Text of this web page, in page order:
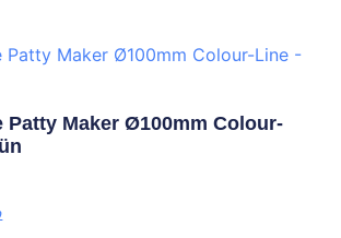
Patty Maker Ø100mm Colour-